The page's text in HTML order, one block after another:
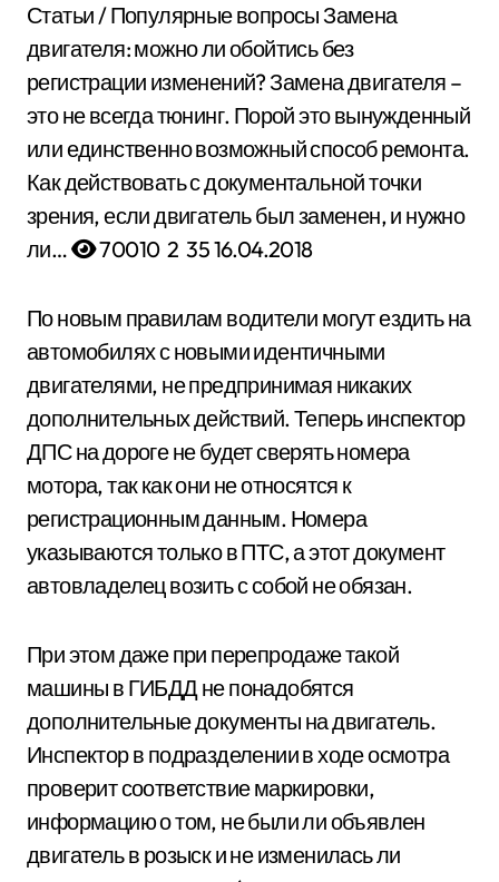
Статьи / Популярные вопросыЗамена
двигателя: можно ли обойтись без
регистрации изменений?Замена двигателя –
это не всегда тюнинг. Порой это вынужденный
или единственно возможный способ ремонта.
Как действовать с документальной точки
зрения, если двигатель был заменен, и нужно
ли…
70010 2 3516.04.2018
По новым правилам водители могут ездить на
автомобилях с новыми идентичными
двигателями, не предпринимая никаких
дополнительных действий. Теперь инспектор
ДПС на дороге не будет сверять номера
мотора, так как они не относятся к
регистрационным данным. Номера
указываются только в ПТС, а этот документ
автовладелец возить с собой не обязан.
При этом даже при перепродаже такой
машины в ГИБДД не понадобятся
дополнительные документы на двигатель.
Инспектор в подразделении в ходе осмотра
проверит соответствие маркировки,
информацию о том, не были ли объявлен
двигатель в розыск и не изменилась ли